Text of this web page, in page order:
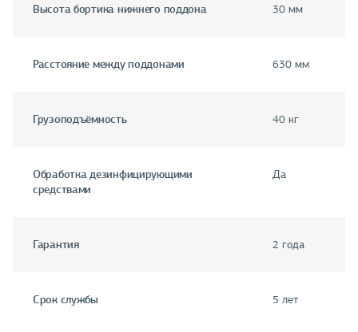
Высота бортика нижнего поддона 30 мм
Расстояние между поддонами 630 мм
Грузоподъёмность 40 кг
Обработка дезинфицирующими
средствами
Да
Гарантия 2 года
Срок службы 5 лет